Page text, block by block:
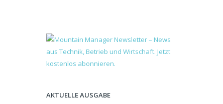
AKTUELLE AUSGABE